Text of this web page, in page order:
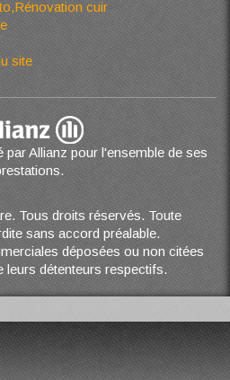
cuir
site
par Allianz pour l'ensemble de ses
Tous droits réservés. Toute
sans accord préalable.
déposées ou non citées
leurs détenteurs respectifs.